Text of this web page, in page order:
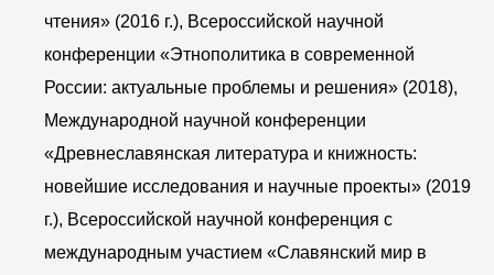
чтения» (2016 г.), Всероссийской научной
конференции «Этнополитика в современной
России: актуальные проблемы и решения» (2018),
Международной научной конференции
«Древнеславянская литература и книжность:
новейшие исследования и научные проекты» (2019
г.), Всероссийской научной конференция с
международным участием «Славянский мир в